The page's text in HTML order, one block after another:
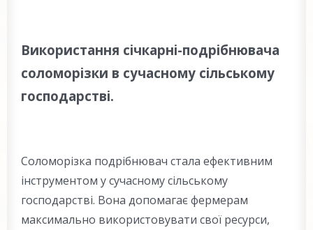
Використання січкарні-подрібнювача
соломорізки в сучасному сільському
господарстві.
Соломорізка подрібнювач стала ефективним
інструментом у сучасному сільському
господарстві. Вона допомагає фермерам
максимально використовувати свої ресурси,